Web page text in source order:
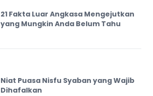
21 Fakta Luar Angkasa Mengejutkan
yang Mungkin Anda Belum Tahu
Niat Puasa Nisfu Syaban yang Wajib
Dihafalkan